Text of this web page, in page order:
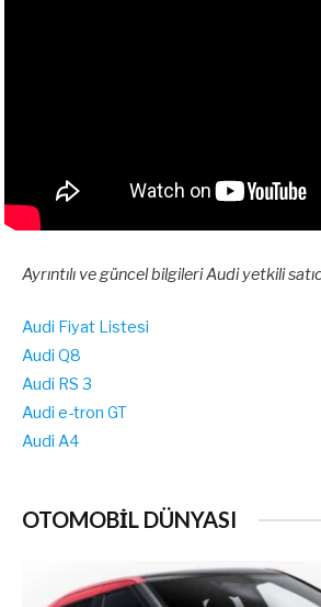
Ayrıntılı ve güncel bilgileri Audi yetkili
Audi Fiyat Listesi
Audi Q8
Audi RS 3
Audi e-tron GT
Audi A4
OTOMOBİL DÜNYASI